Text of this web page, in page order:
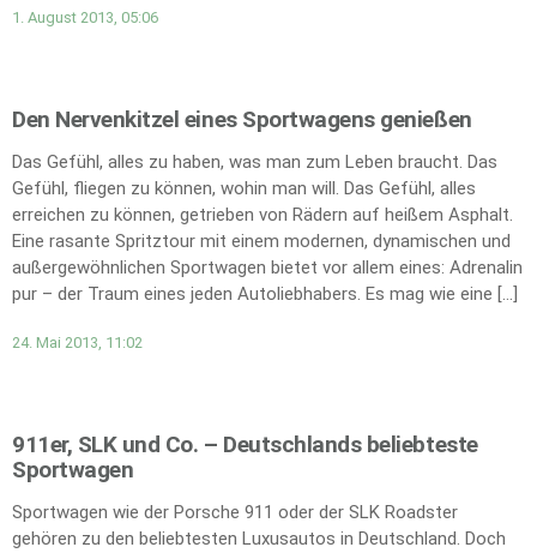
1. August 2013, 05:06
Den Nervenkitzel eines Sportwagens genießen
Das Gefühl, alles zu haben, was man zum Leben braucht. Das
Gefühl, fliegen zu können, wohin man will. Das Gefühl, alles
erreichen zu können, getrieben von Rädern auf heißem Asphalt.
Eine rasante Spritztour mit einem modernen, dynamischen und
außergewöhnlichen Sportwagen bietet vor allem eines: Adrenalin
pur – der Traum eines jeden Autoliebhabers. Es mag wie eine […]
24. Mai 2013, 11:02
911er, SLK und Co. – Deutschlands beliebteste
Sportwagen
Sportwagen wie der Porsche 911 oder der SLK Roadster
gehören zu den beliebtesten Luxusautos in Deutschland. Doch